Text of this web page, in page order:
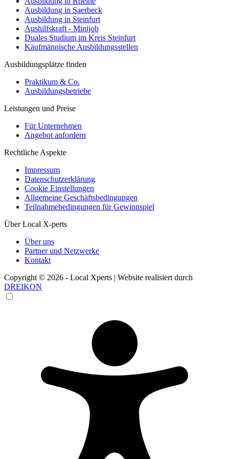
Ausbildung in Saerbeck
Ausbildung in Steinfurt
Aushilfskraft - Minijob
Duales Studium im Kreis Steinfurt
Käufmännische Ausbildungsstellen
Ausbildungsplätze finden
Praktikum & Co.
Ausbildungsbetriebe
Leistungen und Preise
Für Unternehmen
Angebot anfordern
Rechtliche Aspekte
Impressum
Datenschutzerklärung
Cookie Einstellungen
Allgemeine Geschäftsbedingungen
Teilnahmebedingungen für Gewinnspiel
Über Local X-perts
Über uns
Partner und Netzwerke
Kontakt
Copyright © 2026 - Local Xperts | Website realisiert durch
DREIKON